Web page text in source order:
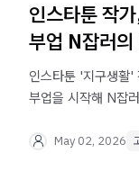
인스타툰 작
부업 N잡러
인스타툰 '지구생활'
부업을 시작해 N잡
솔직한 조언까지 한
May 02, 2026